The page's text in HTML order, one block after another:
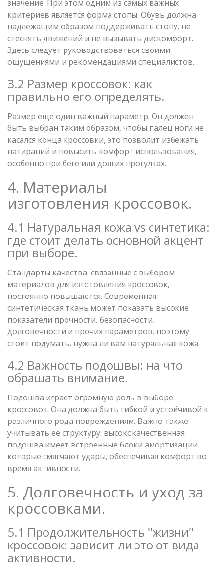
значение. При этом одним из самых важных
критериев является форма стопы. Обувь должна
надлежащим образом поддерживать стопу, не
стеснять движений и не вызывать дискомфорт.
Здесь следует руководствоваться своими
ощущениями и рекомендациями специалистов.
3.2 Размер кроссовок: как
правильно его определять.
Размер еще один важный параметр. Он должен
быть выбран таким образом, чтобы палец ноги не
касался конца кроссовки, это позволит избежать
натираний и повысить комфорт использования,
особенно при беге или долгих прогулках.
4. Материалы
изготовления кроссовок.
4.1 Натуральная кожа vs синтетика:
где стоит делать основной акцент
при выборе.
Стандарты качества, связанные с выбором
материалов для изготовления кроссовок,
постоянно повышаются. Современная
синтетическая ткань может показать высокие
показатели прочности, безопасности,
долговечности и прочих параметров, поэтому
стоит подумать, нужна ли вам натуральная кожа.
4.2 Важность подошвы: на что
обращать внимание.
Подошва играет огромную роль в выборе
кроссовок. Она должна быть гибкой и устойчивой к
различного рода повреждениям. Важно также
учитывать ее структуру: высококачественная
подошва имеет встроенные блоки амортизации,
которые смягчают удары, обеспечивая комфорт во
время активности.
5. Долговечность и уход за
кроссовками.
5.1 Продолжительность "жизни"
кроссовок: зависит ли это от вида
активности.